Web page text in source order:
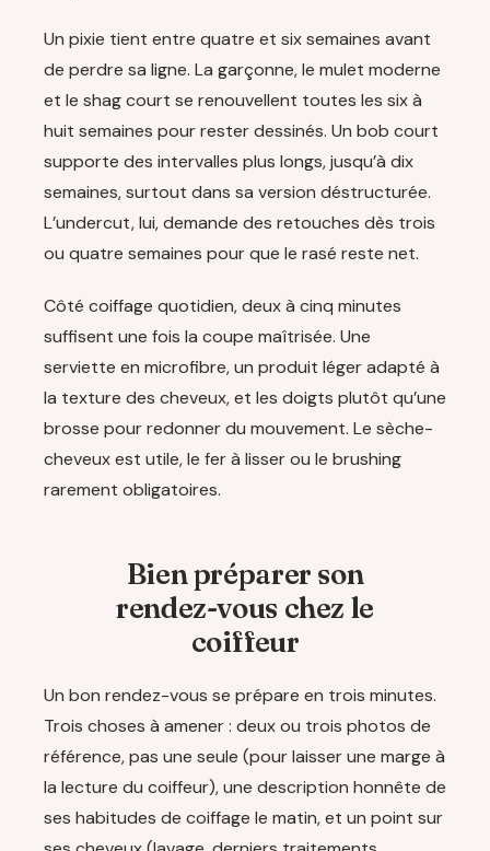
Un pixie tient entre quatre et six semaines avant
de perdre sa ligne. La garçonne, le mulet moderne
et le shag court se renouvellent toutes les six à
huit semaines pour rester dessinés. Un bob court
supporte des intervalles plus longs, jusqu’à dix
semaines, surtout dans sa version déstructurée.
L’undercut, lui, demande des retouches dès trois
ou quatre semaines pour que le rasé reste net.
Côté coiffage quotidien, deux à cinq minutes
suffisent une fois la coupe maîtrisée. Une
serviette en microfibre, un produit léger adapté à
la texture des cheveux, et les doigts plutôt qu’une
brosse pour redonner du mouvement. Le sèche-
cheveux est utile, le fer à lisser ou le brushing
rarement obligatoires.
Bien préparer son
rendez-vous chez le
coiffeur
Un bon rendez-vous se prépare en trois minutes.
Trois choses à amener : deux ou trois photos de
référence, pas une seule (pour laisser une marge à
la lecture du coiffeur), une description honnête de
ses habitudes de coiffage le matin, et un point sur